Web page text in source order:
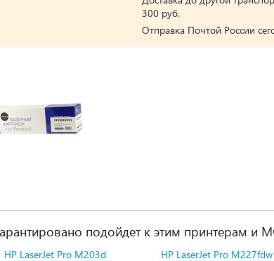
300 руб.
Отправка Почтой России
подойдет к этим принтерам и
HP LaserJet Pro M203d HP LaserJet Pro M227fdw